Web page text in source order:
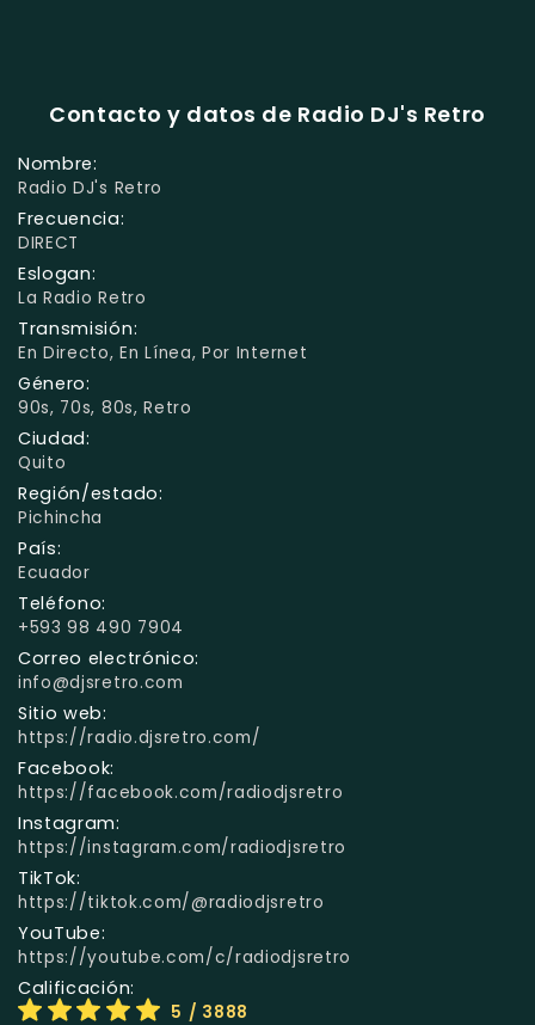
Contacto y datos de Radio DJ's Retro
Nombre:
Radio DJ's Retro
Frecuencia:
DIRECT
Eslogan:
La Radio Retro
Transmisión:
En Directo, En Línea, Por Internet
Género:
90s, 70s, 80s, Retro
Ciudad:
Quito
Región/estado:
Pichincha
País:
Ecuador
Teléfono:
+593 98 490 7904
Correo electrónico:
info@djsretro.com
Sitio web:
https://radio.djsretro.com/
Facebook:
https://facebook.com/radiodjsretro
Instagram:
https://instagram.com/radiodjsretro
TikTok:
https://tiktok.com/@radiodjsretro
YouTube:
https://youtube.com/c/radiodjsretro
Calificación:
5 / 3888